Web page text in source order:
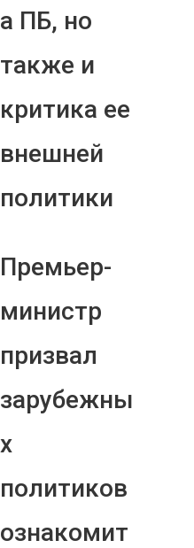
а ПБ, но
также и
критика ее
внешней
политики
Премьер-
министр
призвал
зарубежны
х
политиков
ознакомит